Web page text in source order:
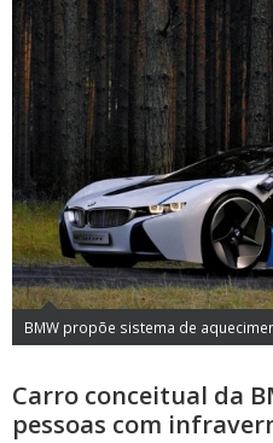
BMW propõe sistema de
Carro conceitual da
pessoas com